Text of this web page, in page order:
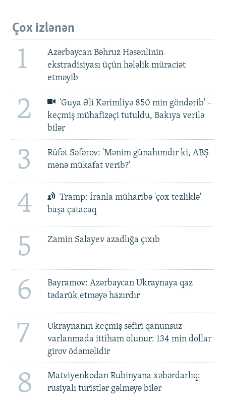
Çox izlənən
1
Azərbaycan Bəhruz Həsənlinin
ekstradisiyası üçün hələlik müraciət
etməyib
2
'Guya Əli Kərimliyə 850 min göndərib' –
keçmiş mühafizəçi tutuldu, Bakıya verilə
bilər
3
Rüfət Səfərov: 'Mənim günahımdır ki, ABŞ
mənə mükafat verib?'
4
Tramp: İranla müharibə 'çox tezliklə'
başa çatacaq
5 Zamin Salayev azadlığa çıxıb
6
Bayramov: Azərbaycan Ukraynaya qaz
tədarük etməyə hazırdır
7
Ukraynanın keçmiş səfiri qanunsuz
varlanmada ittiham olunur: 134 min dollar
girov ödəməlidir
8
Matviyenkodan Rubinyana xəbərdarlıq:
rusiyalı turistlər gəlməyə bilər